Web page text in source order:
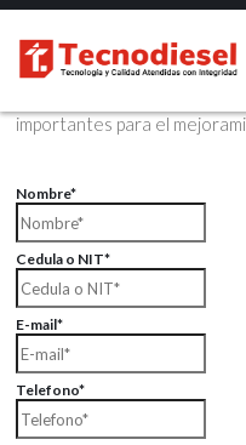
Contáctenos Vía Email
Envíenos sus datos con
importantes para el
Nombre*
Cedula o NIT*
E-mail*
Telefono*